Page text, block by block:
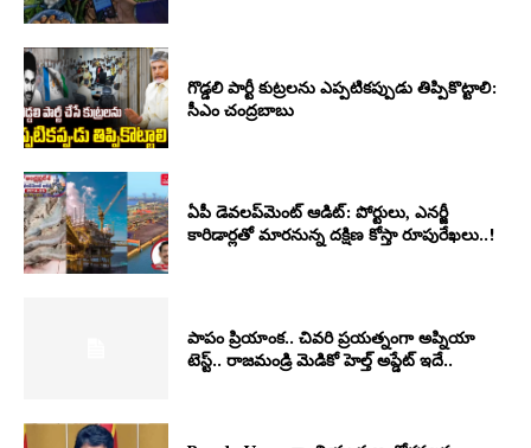
గొడ్డలి పార్టీ కుట్రలను ఎప్పటికప్పుడు తిప్పికొట్టాలి:
సీఎం చంద్రబాబు
ఏపీ డెవలప్‌మెంట్ ఆడిట్: పోర్టులు, ఎనర్జీ
కారిడార్లతో మారనున్న దక్షిణ కోస్తా రూపురేఖలు..!
పాపం ప్రియాంక.. చివరి ప్రయత్నంగా అప్నియా
టెస్ట్.. రాజమండ్రి మెడికో హెల్త్ అప్డేట్ ఇదే..